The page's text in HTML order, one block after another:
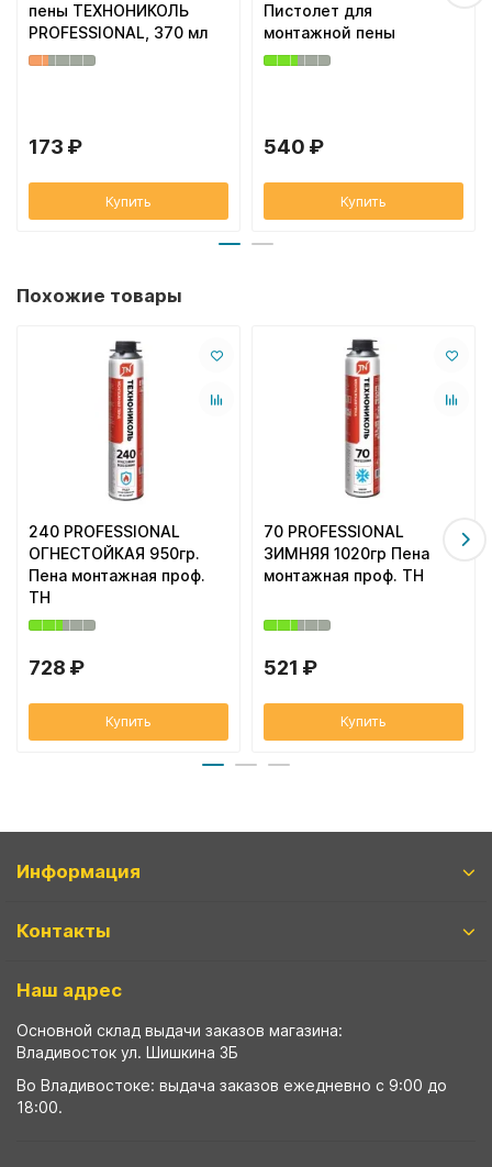
пены ТЕХНОНИКОЛЬ
PROFESSIONAL, 370 мл
173 ₽
Купить
Пистолет для
монтажной пены
540 ₽
Купить
Похожие товары
240 PROFESSIONAL
ОГНЕСТОЙКАЯ 950гр.
Пена монтажная проф.
ТН
728 ₽
Купить
70 PROFESSIONAL
ЗИМНЯЯ 1020гр Пена
монтажная проф. ТН
521 ₽
Купить
Информация
Контакты
Наш адрес
Основной склад выдачи заказов магазина:
Владивосток ул. Шишкина 3Б
Во Владивостоке: выдача заказов ежедневно с 9:00 до
18:00.